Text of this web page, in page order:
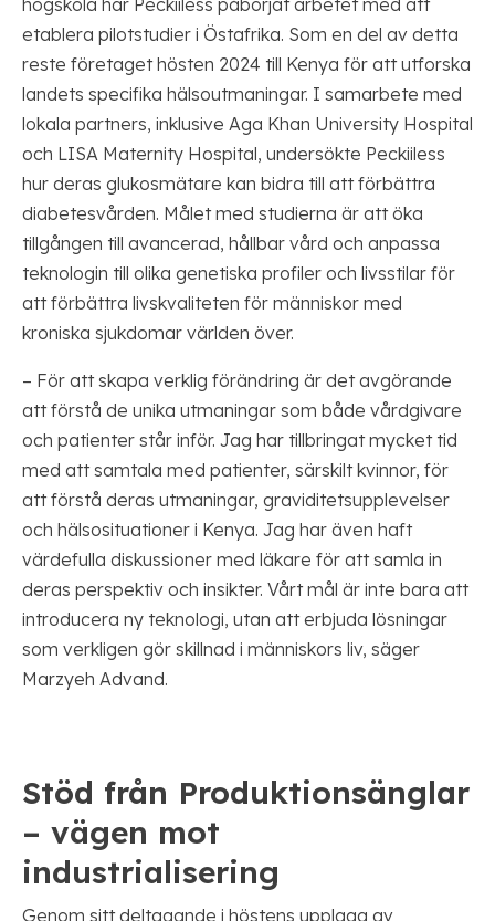
etablera pilotstudier i Östafrika. Som en del av detta
reste företaget hösten 2024 till Kenya för att utforska
landets specifika hälsoutmaningar. I samarbete med
lokala partners, inklusive Aga Khan University Hospital
och LISA Maternity Hospital, undersökte Peckiiless
hur deras glukosmätare kan bidra till att förbättra
diabetesvården. Målet med studierna är att öka
tillgången till avancerad, hållbar vård och anpassa
teknologin till olika genetiska profiler och livsstilar för
att förbättra livskvaliteten för människor med
kroniska sjukdomar världen över.
– För att skapa verklig förändring är det avgörande
att förstå de unika utmaningar som både vårdgivare
och patienter står inför. Jag har tillbringat mycket tid
med att samtala med patienter, särskilt kvinnor, för
att förstå deras utmaningar, graviditetsupplevelser
och hälsosituationer i Kenya. Jag har även haft
värdefulla diskussioner med läkare för att samla in
deras perspektiv och insikter. Vårt mål är inte bara att
introducera ny teknologi, utan att erbjuda lösningar
som verkligen gör skillnad i människors liv, säger
Marzyeh Advand.
Stöd från Produktionsänglar
– vägen mot
industrialisering
Genom sitt deltagande i höstens upplaga av